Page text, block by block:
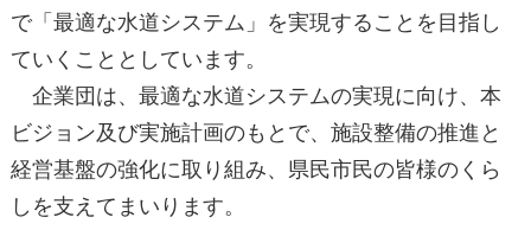
で「最適な水道システム」を実現することを目指し
ていくこととしています。
企業団は、最適な水道システムの実現に向け、本
ビジョン及び実施計画のもとで、施設整備の推進と
経営基盤の強化に取り組み、県民市民の皆様のくら
しを支えてまいります。